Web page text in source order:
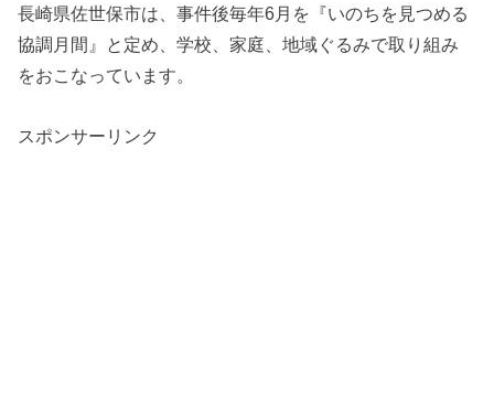
長崎県佐世保市は、事件後毎年6月を『いのちを見つめる
協調月間』と定め、学校、家庭、地域ぐるみで取り組み
をおこなっています。
スポンサーリンク